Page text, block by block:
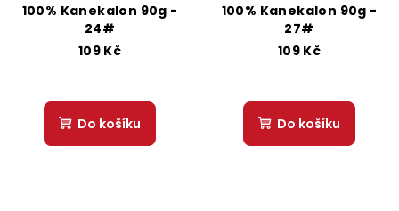
100% Kanekalon 90g -
24#
109 Kč
Do košíku
100% Kanekalon 90g -
27#
109 Kč
Do košíku